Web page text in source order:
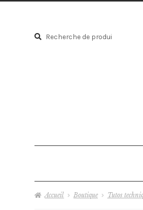
Recherche
Recherche
Accueil Boutique Tutos